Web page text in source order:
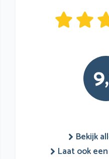
Bekijk
Laat ook